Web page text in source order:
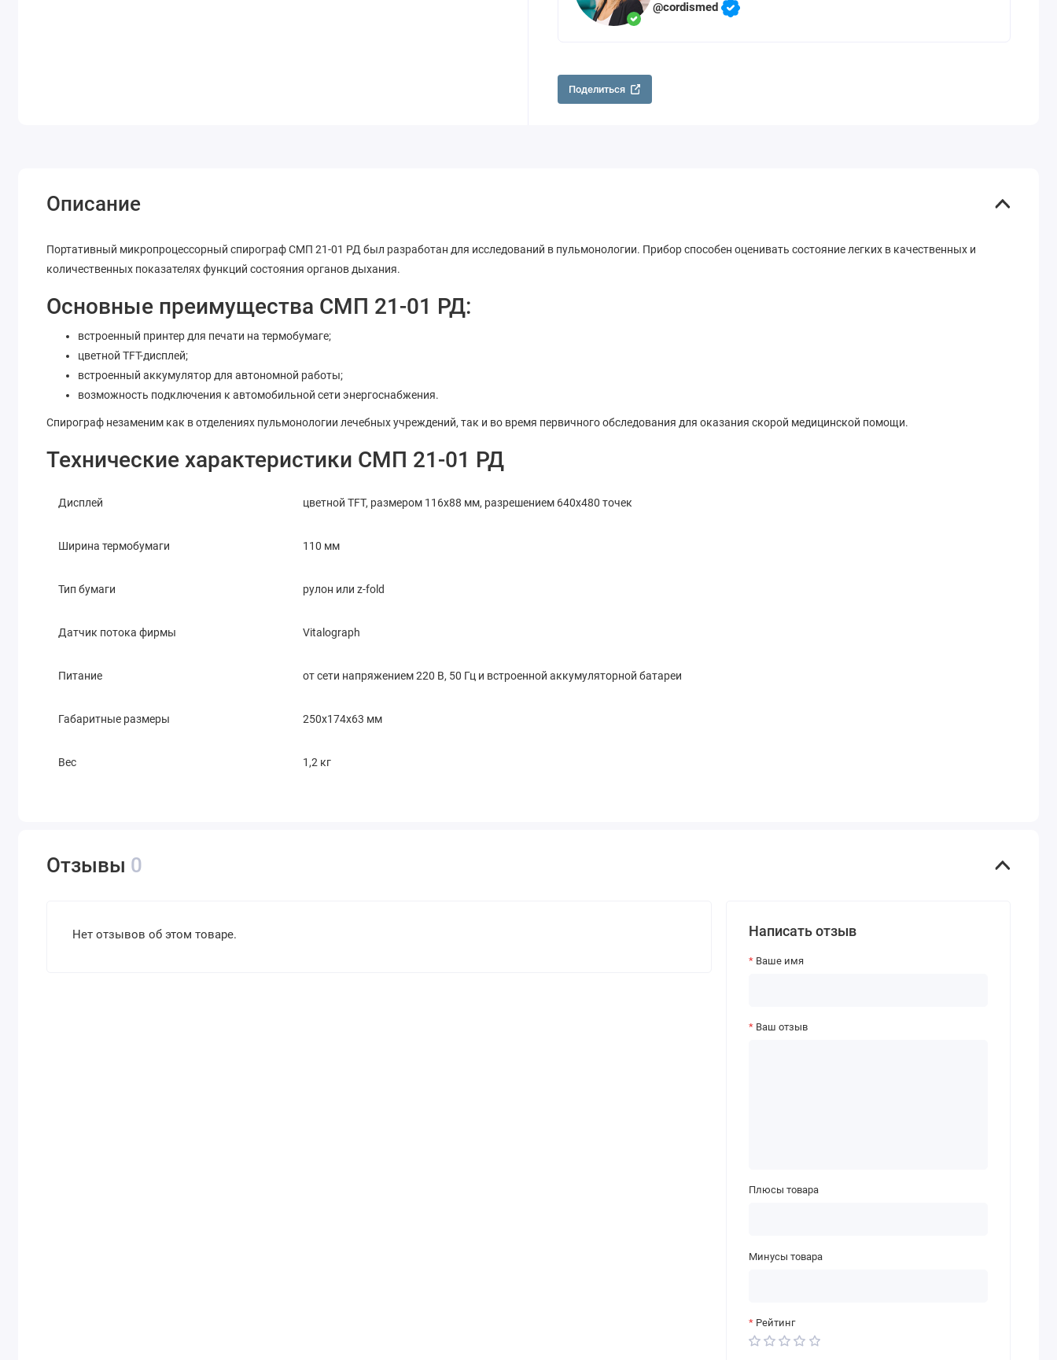
@cordismed
Поделиться
Описание
Портативный микропроцессорный спирограф СМП 21-01 РД был разработан для исследований в пульмонологии. Прибор способен оценивать состояние легких в качественных и
количественных показателях функций состояния органов дыхания.
Основные преимущества СМП 21-01 РД:
встроенный принтер для печати на термобумаге;
цветной TFT-дисплей;
встроенный аккумулятор для автономной работы;
возможность подключения к автомобильной сети энергоснабжения.
Спирограф незаменим как в отделениях пульмонологии лечебных учреждений, так и во время первичного обследования для оказания скорой медицинской помощи.
Технические характеристики СМП 21-01 РД
Дисплей цветной TFT, размером 116х88 мм, разрешением 640х480 точек
Ширина термобумаги 110 мм
Тип бумаги рулон или z-fold
Датчик потока фирмы Vitalograph
Питание от сети напряжением 220 В, 50 Гц и встроенной аккумуляторной батареи
Габаритные размеры 250х174х63 мм
Вес 1,2 кг
Отзывы 0
Нет отзывов об этом товаре. Написать отзыв
Ваше имя
Ваш отзыв
Плюсы товара
Минусы товара
Рейтинг